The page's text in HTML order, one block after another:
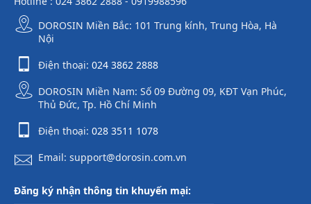
DOROSIN Miền Bắc: 101 Trung kính, Trung Hòa, Hà
Nội
Điện thoại: 024 3862 2888
DOROSIN Miền Nam: Số 09 Đường 09, KĐT Vạn Phúc,
Thủ Đức, Tp. Hồ Chí Minh
Điện thoại: 028 3511 1078
Email: support@dorosin.com.vn
Đăng ký nhận thông tin khuyến mại: